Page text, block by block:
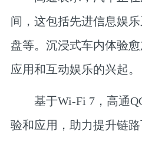
间，这包括先进信息娱
盘等。沉浸式车内体验
应用和互动娱乐的兴起。
基于Wi-Fi 7，高通
验和应用，助力提升链路